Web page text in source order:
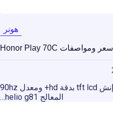
هونر
سعر ومواصفات Honor Play 70C
العنصر التفاصيل الشاشة 6.75 إنش tft lcd بدقة hd+ ومعدل 90hz
المعالج helio g81…